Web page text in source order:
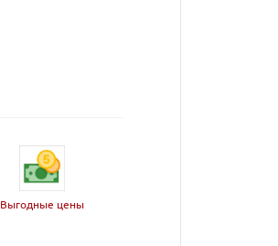
Выгодные цены